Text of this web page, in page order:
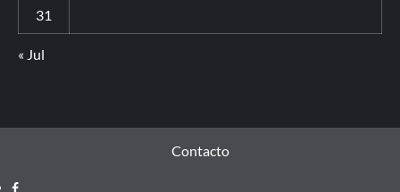
31
« Jul
Contacto